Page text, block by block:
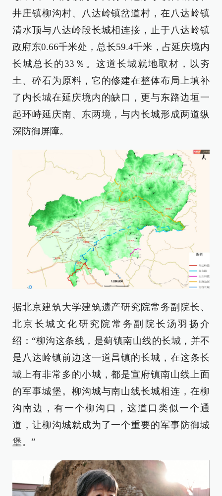
井庄镇柳沟村、八达岭镇岔道村，在八达岭镇
清水顶与八达岭段长城相连接，止于八达岭镇
政府东0.66千米处，总长59.4千米，占延庆境内
长城总长的33％。这道长城就地取材，以夯
土、碎石为原料，它的修建在整体布局上填补
了内长城在延庆境内的缺口，更与东路边垣一
起环峙延庆南、东两境，与内长城形成两道纵
深防御屏障。
据北京建筑大学建筑遗产研究院常务副院长、
北京长城文化研究院常务副院长汤羽扬介
绍：“柳沟这条线，是蓟镇南山线的长城，并不
是八达岭镇前边这一道昌镇的长城，在这条长
城上有非常多的小城，都是宣府镇南山线上面
的军事城堡。柳沟城与南山线长城相连，在柳
沟南边，有一个柳沟口，这道口类似一个通
道，让柳沟城就成为了一个重要的军事防御城
堡。”